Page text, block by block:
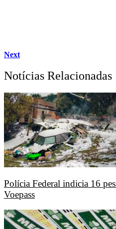
Next
Notícias Relacionadas
Polícia Federal indicia 16
Voepass